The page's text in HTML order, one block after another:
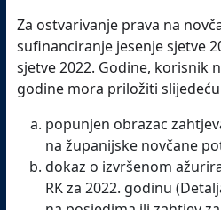
Za ostvarivanje prava na
sufinanciranje jesenje sjetve
sjetve 2022. Godine, korisnik
godine mora priložiti
popunjen obrazac
na županijske novčane
dokaz o izvršenom
RK za 2022. godinu